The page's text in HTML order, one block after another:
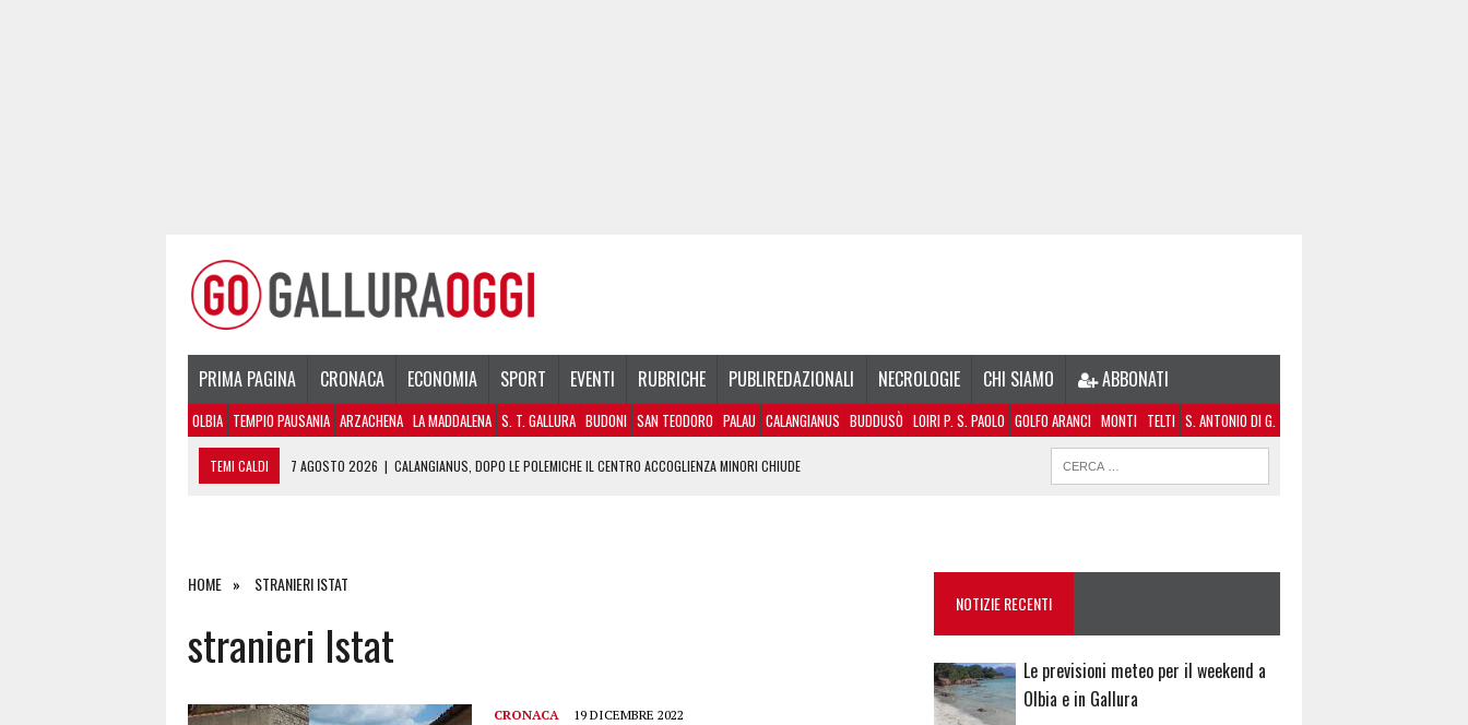
PRIMA PAGINA CRONACA ECONOMIA SPORT EVENTI RUBRICHE PUBLIREDAZIONALI NECROLOGIE CHI SIAMO ABBONATI
OLBIA TEMPIO PAUSANIA ARZACHENA LA MADDALENA S. T. GALLURA BUDONI SAN TEODORO PALAU CALANGIANUS BUDDUSÒ LOIRI P. S. PAOLO GOLFO ARANCI MONTI TELTI S. ANTONIO DI G.
TEMI CALDI 7 AGOSTO 2026 | CALANGIANUS, DOPO LE POLEMICHE IL CENTRO ACCOGLIENZA MINORI CHIUDE
7 AGOSTO 2026 | LE PREVISIONI METEO PER IL WEEKEND A OLBIA E IN GALLURA
HOME STRANIERI ISTAT
stranieri Istat
CRONACA 19 DICEMBRE 2022
NOTIZIE RECENTI
Le previsioni meteo per il weekend a
Olbia e in Gallura